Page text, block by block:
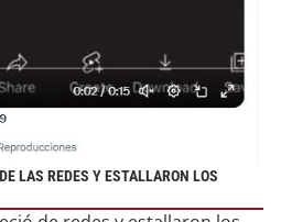
LAS REDES Y ESTALLARON LOS